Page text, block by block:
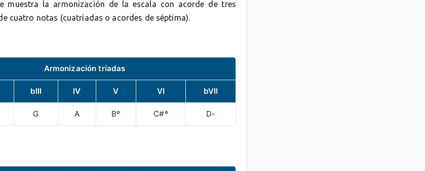
muestra la armonización de la escala con acorde de tres
cuatro notas (cuatríadas o acordes de séptima).
Armonización tríadas
bIII IV V VI bVII
G A Bº C#º D-